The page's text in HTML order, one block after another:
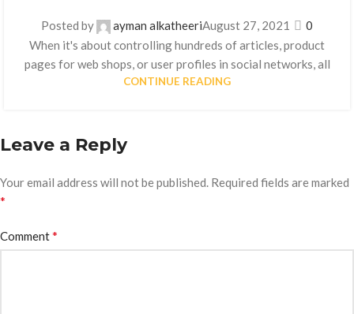
Posted by ayman alkatheeriAugust 27, 2021
0
When it's about controlling hundreds of articles, product
pages for web shops, or user profiles in social networks, all
CONTINUE READING
Leave a Reply
Your email address will not be published. Required fields are marked
*
Comment*